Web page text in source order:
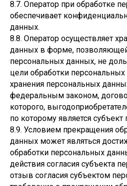
8.7. Оператор при обработке
обеспечивает
данных.
8.8. Оператор осуществляет
данных в форме,
персональных данных, не
цели обработки
хранения персональных
федеральным законом,
которого,
по которому является
8.9. Условием прекращения
данных может являться
обработки персональных
действия согласия субъекта
отзыв согласия субъектом